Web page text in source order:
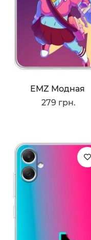
EMZ Модная
279 грн.